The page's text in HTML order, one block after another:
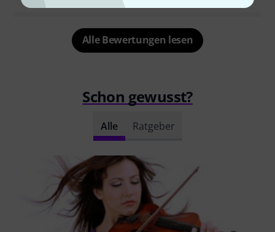
Alle Bewertungen lesen
Schon gewusst?
Alle Ratgeber